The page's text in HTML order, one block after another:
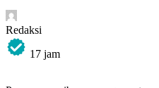
Redaksi
17 jam